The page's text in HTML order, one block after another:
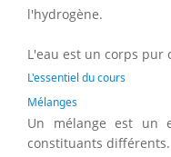
l'hydrogène.
L'eau est un corps pur
L'essentiel du cours
Mélanges
Un mélange est un
constituants différents.